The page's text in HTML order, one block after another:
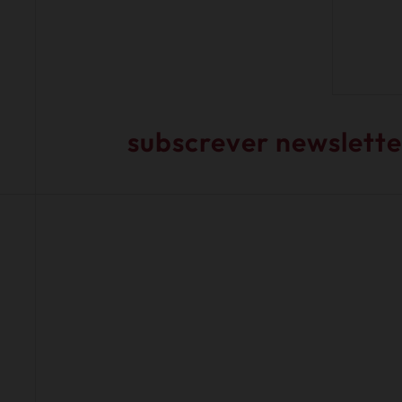
subscrever